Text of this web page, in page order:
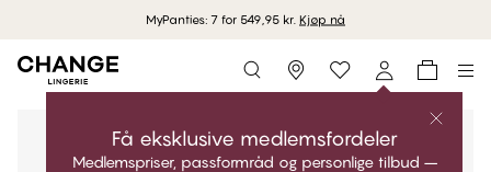
MyPanties: 7 for 549,95 kr. Kjøp nå
Storefinder
Få eksklusive medlemsfordeler
Medlemspriser, passformråd og personlige tilbud –